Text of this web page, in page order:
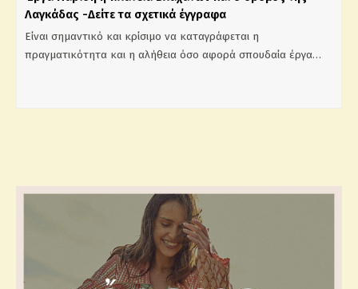
Λαγκάδας -Δείτε τα σχετικά έγγραφα
Είναι σημαντικό και κρίσιμο να καταγράφεται η
πραγματικότητα και η αλήθεια όσο αφορά σπουδαία έργα…